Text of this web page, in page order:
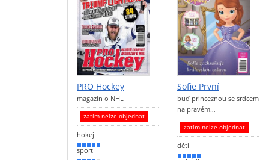
PRO Hockey
magazín o NHL
zatím nelze objednat
hokej
100 %
sport
Sofie První
buď princeznou se srdcem
na pravém…
zatím nelze objednat
děti